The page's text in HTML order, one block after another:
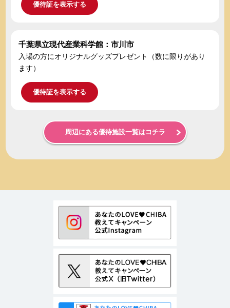
優待証を表示する
千葉県立現代産業科学館：市川市
入場の方にオリジナルグッズプレゼント（数に限りがあり
ます）
優待証を表示する
周辺にある優待施設一覧はコチラ